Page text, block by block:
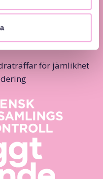
för jämlikhet